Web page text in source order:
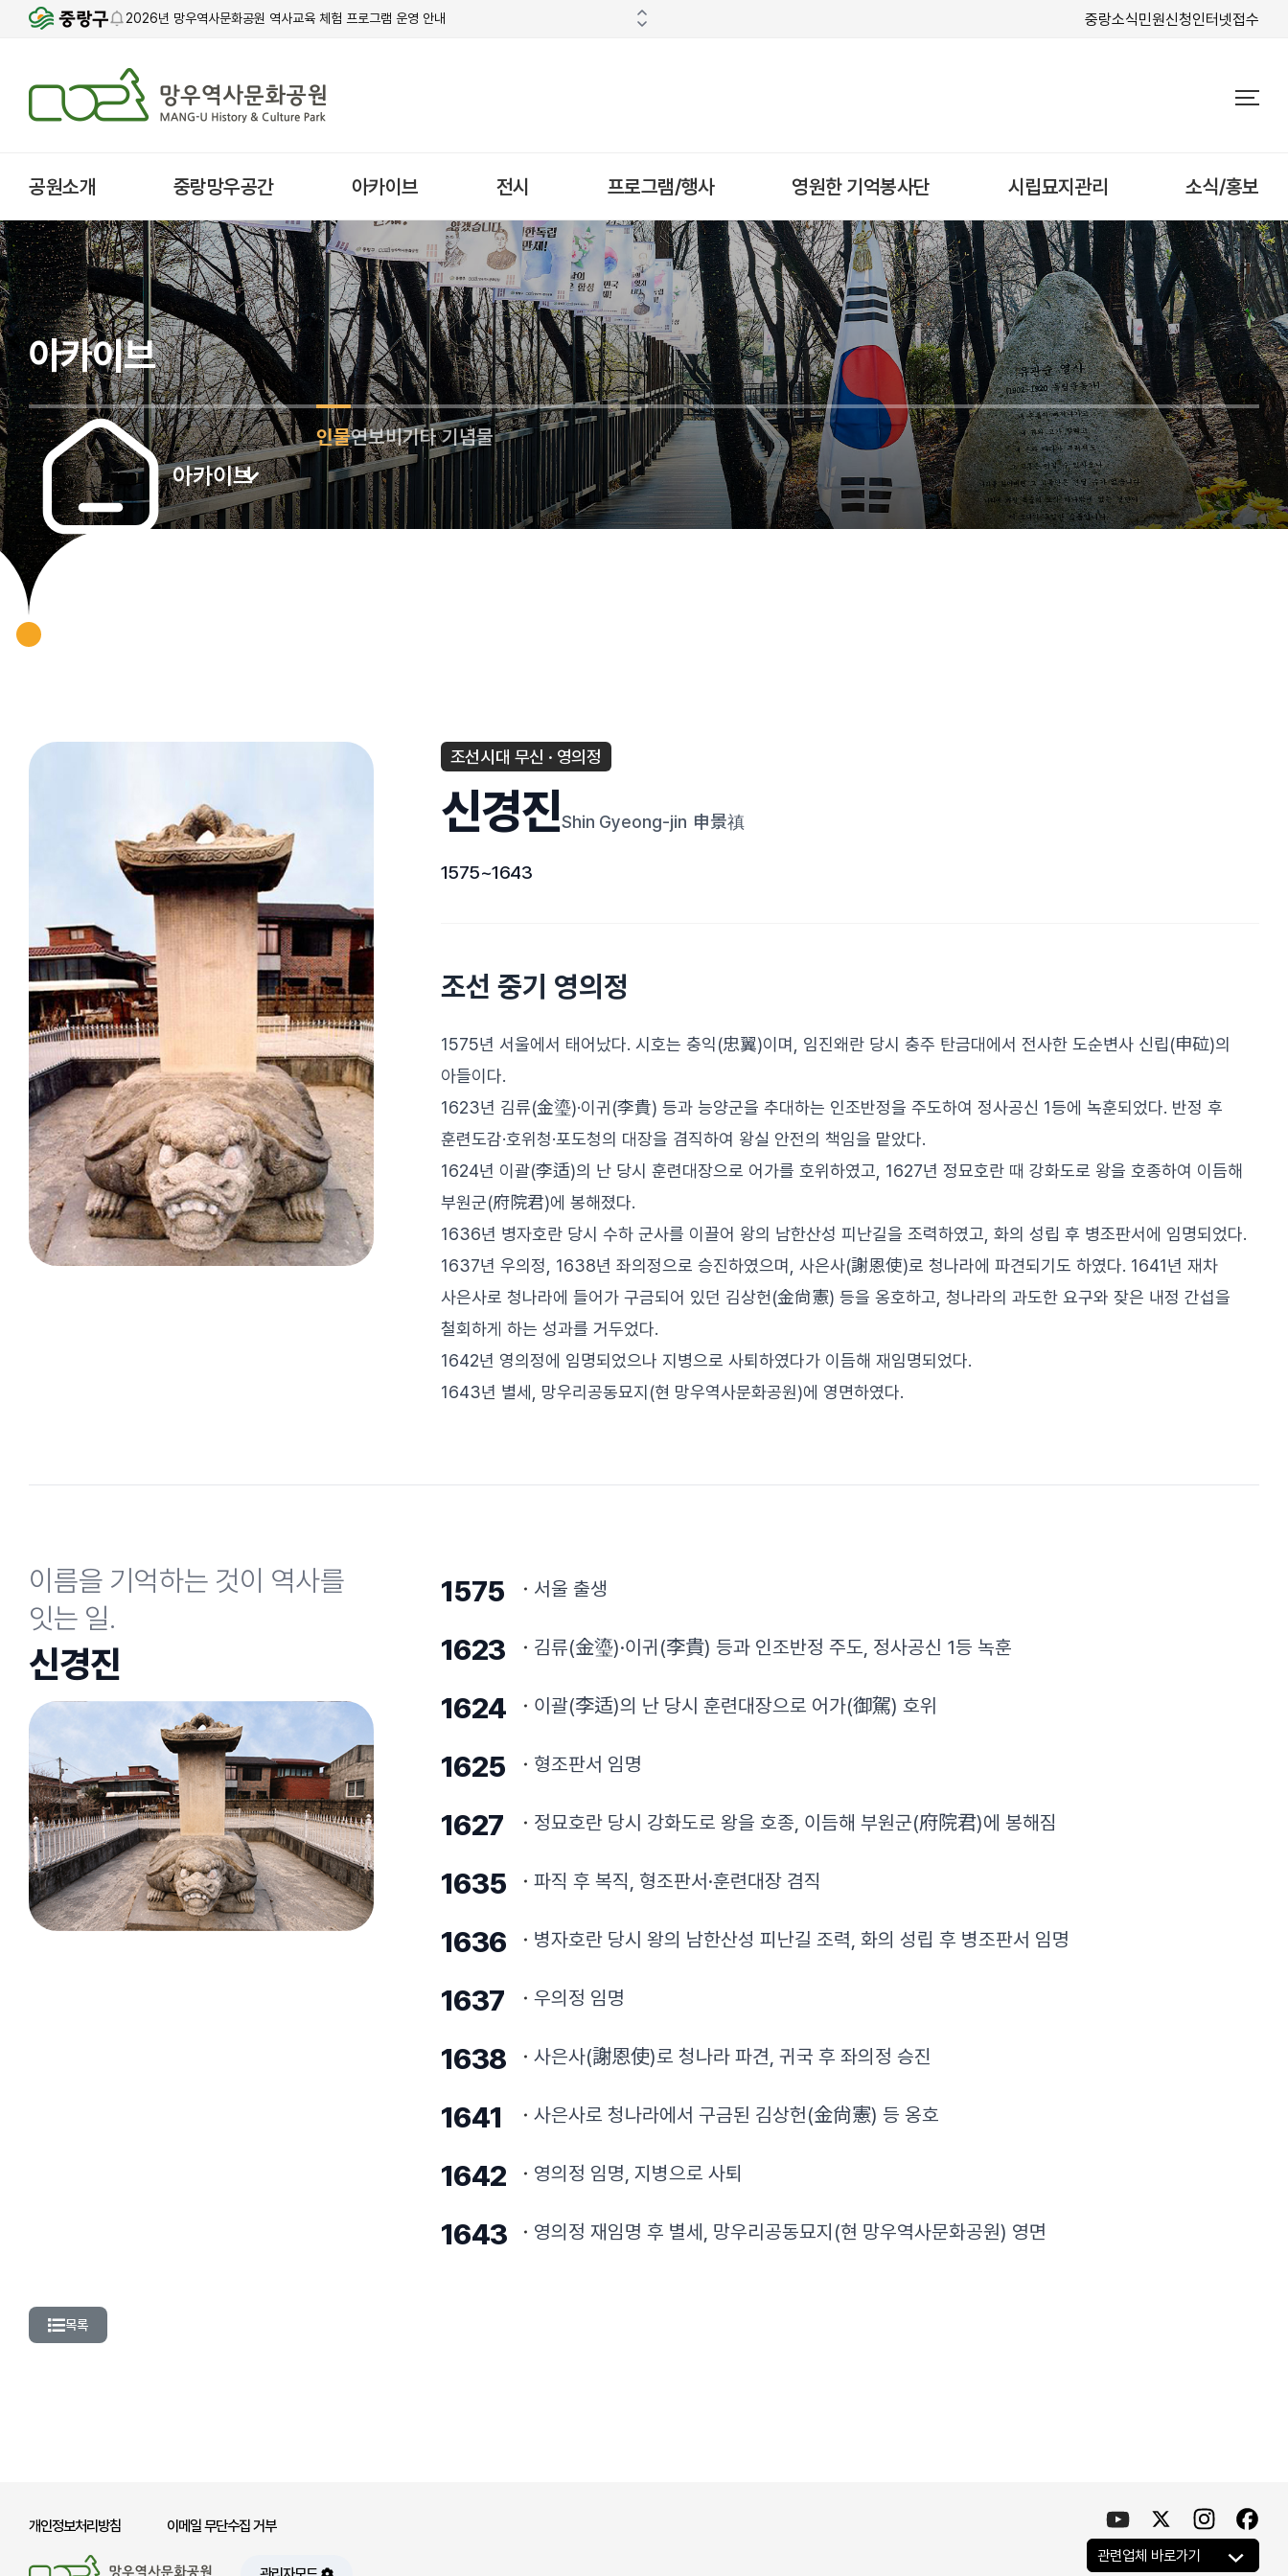
2026년 망우역사문화공원 역사교육 체험 프로그램 운영 안내 중랑소식민원신청인터넷접수
공원소개 중랑망우공간 아카이브 전시 프로그램/행사 영원한 기억봉사단 시립묘지관리 소식/홍보
아카이브
인물연보비기타 기념물
아카이브
조선시대 무신 · 영의정
신경진Shin Gyeong-jin 申景禛
1575~1643
조선 중기 영의정
1575년 서울에서 태어났다. 시호는 충익(忠翼)이며, 임진왜란 당시 충주 탄금대에서 전사한 도순변사 신립(申砬)의
아들이다.
1623년 김류(金瑬)·이귀(李貴) 등과 능양군을 추대하는 인조반정을 주도하여 정사공신 1등에 녹훈되었다. 반정 후
훈련도감·호위청·포도청의 대장을 겸직하여 왕실 안전의 책임을 맡았다.
1624년 이괄(李适)의 난 당시 훈련대장으로 어가를 호위하였고, 1627년 정묘호란 때 강화도로 왕을 호종하여 이듬해
부원군(府院君)에 봉해졌다.
1636년 병자호란 당시 수하 군사를 이끌어 왕의 남한산성 피난길을 조력하였고, 화의 성립 후 병조판서에 임명되었다.
1637년 우의정, 1638년 좌의정으로 승진하였으며, 사은사(謝恩使)로 청나라에 파견되기도 하였다. 1641년 재차
사은사로 청나라에 들어가 구금되어 있던 김상헌(金尙憲) 등을 옹호하고, 청나라의 과도한 요구와 잦은 내정 간섭을
철회하게 하는 성과를 거두었다.
1642년 영의정에 임명되었으나 지병으로 사퇴하였다가 이듬해 재임명되었다.
1643년 별세, 망우리공동묘지(현 망우역사문화공원)에 영면하였다.
이름을 기억하는 것이 역사를
잇는 일.
신경진
1575 서울 출생
1623 김류(金瑬)·이귀(李貴) 등과 인조반정 주도, 정사공신 1등 녹훈
1624 이괄(李适)의 난 당시 훈련대장으로 어가(御駕) 호위
1625 형조판서 임명
1627 정묘호란 당시 강화도로 왕을 호종, 이듬해 부원군(府院君)에 봉해짐
1635 파직 후 복직, 형조판서·훈련대장 겸직
1636 병자호란 당시 왕의 남한산성 피난길 조력, 화의 성립 후 병조판서 임명
1637 우의정 임명
1638 사은사(謝恩使)로 청나라 파견, 귀국 후 좌의정 승진
1641 사은사로 청나라에서 구금된 김상헌(金尙憲) 등 옹호
1642 영의정 임명, 지병으로 사퇴
1643 영의정 재임명 후 별세, 망우리공동묘지(현 망우역사문화공원) 영면
목록
개인정보처리방침 이메일 무단수집 거부
관련업체 바로가기